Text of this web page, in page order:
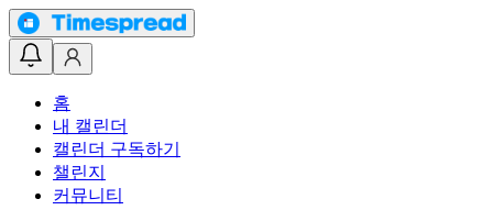
홈
내 캘린더
캘린더 구독하기
챌린지
커뮤니티